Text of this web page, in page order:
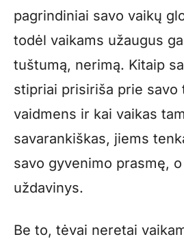
pagrindiniai savo vaikų
todėl vaikams užaugus
tuštumą, nerimą. Kitaip
stipriai prisiriša prie savo
vaidmens ir kai vaikas
savarankiškas, jiems
savo gyvenimo prasmę,
uždavinys.
Be to, tėvai neretai